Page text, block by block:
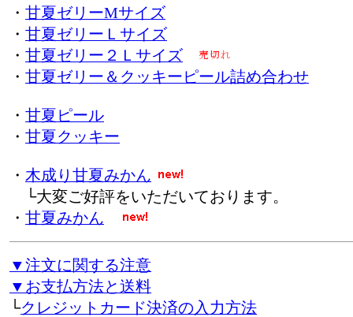
・ 甘夏ゼリーMサイズ
・ 甘夏ゼリーＬサイズ
・ 甘夏ゼリー２Ｌサイズ
・ 甘夏ゼリー＆クッキーピール詰め合わせ
・ 甘夏ピール
・ 甘夏クッキー
・ 木成り甘夏みかん
└大変ご好評をいただいております。
・ 甘夏みかん
▼注文に関する注意
▼お支払方法と送料
└クレジットカード決済の入力方法